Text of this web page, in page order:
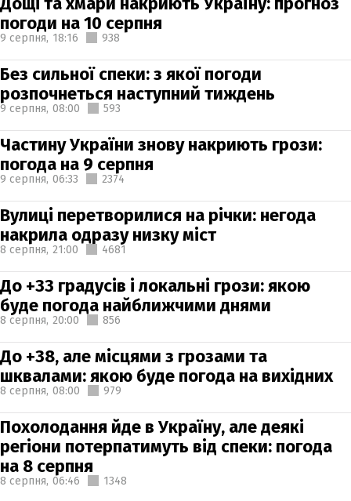
погоди на 10 серпня
9 серпня, 18:16 938
Без сильної спеки: з якої погоди
розпочнеться наступний тиждень
9 серпня, 08:00 593
Частину України знову накриють грози:
погода на 9 серпня
9 серпня, 06:33 2374
Вулиці перетворилися на річки: негода
накрила одразу низку міст
8 серпня, 21:00 4681
До +33 градусів і локальні грози: якою
буде погода найближчими днями
8 серпня, 20:00 856
До +38, але місцями з грозами та
шквалами: якою буде погода на вихідних
8 серпня, 08:00 979
Похолодання йде в Україну, але деякі
регіони потерпатимуть від спеки: погода
на 8 серпня
8 серпня, 06:46 1348